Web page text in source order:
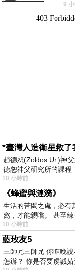
者
9
*臺灣人造衛星救
趙德恕(Zoldos Ur.)神
德恕神父研究所的課程
10 小時前
《蜂蜜與漣漪》
生活的苦悶之處，必有
窩，才能親嚐。 甚至
10 小時前
藍玫友5
三師兄三師兄 你昨晚
怎辦？ 你是否要虔誠